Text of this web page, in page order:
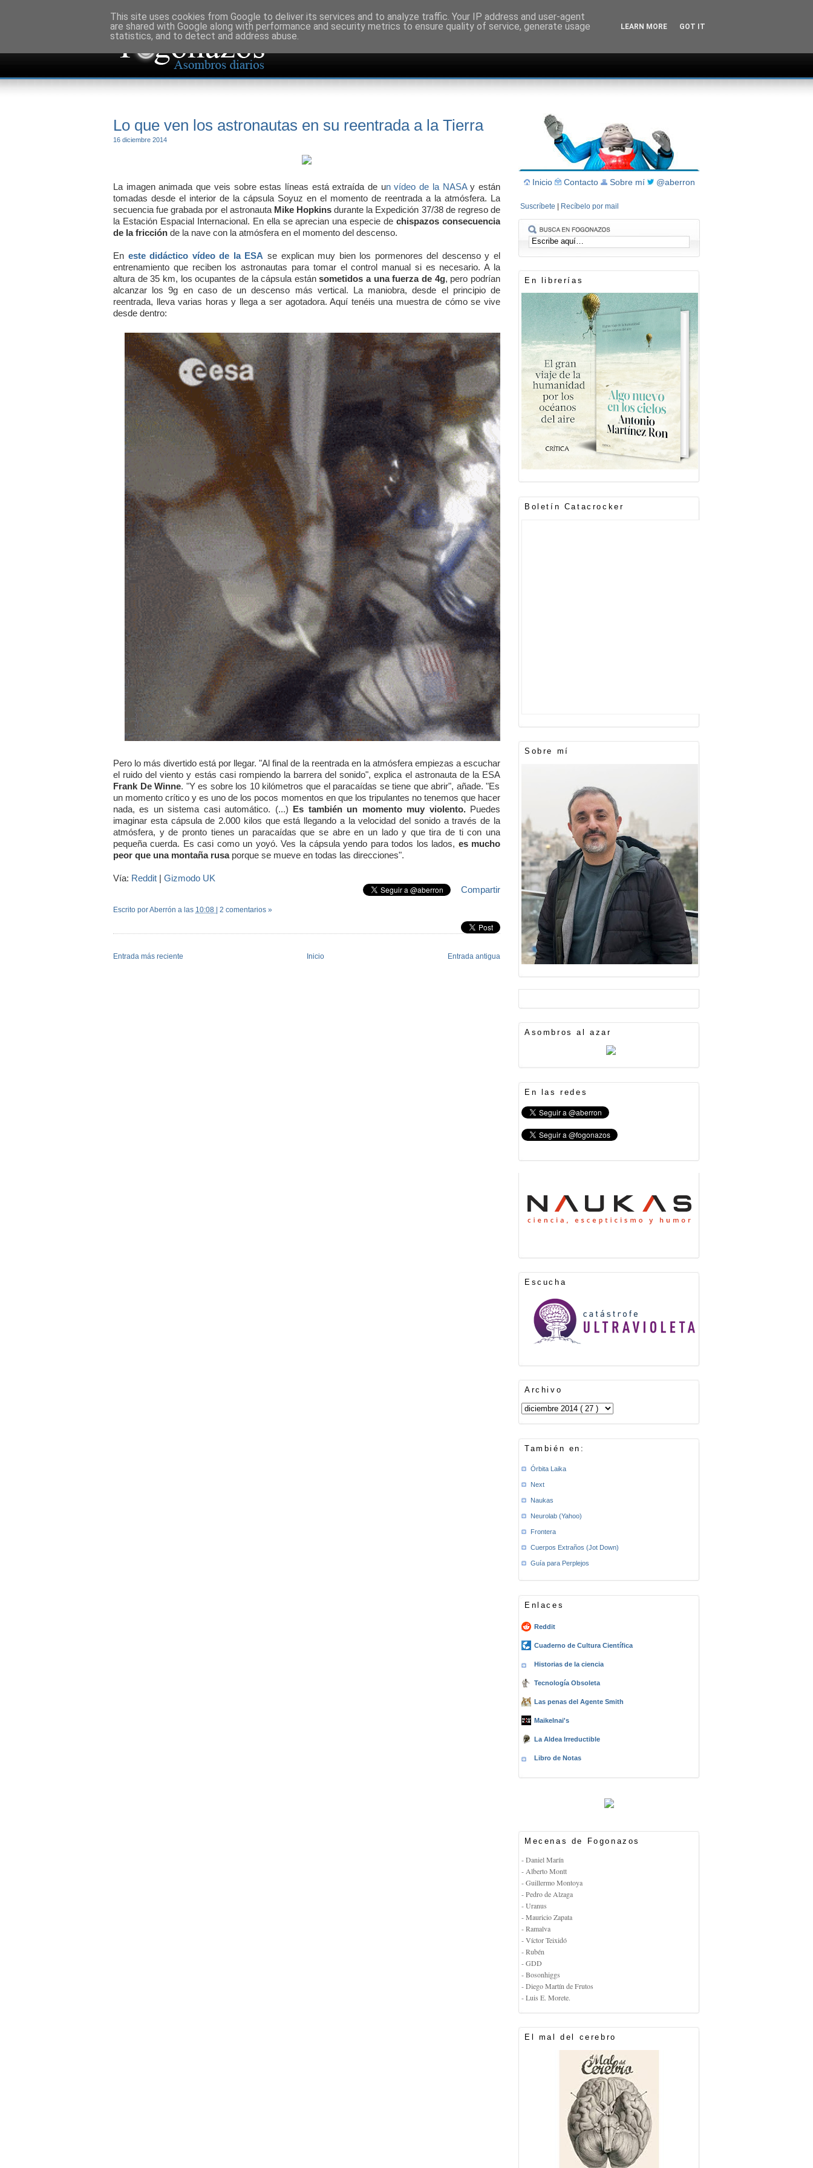
Lo que ven los astronautas en su reentrada a la Tierra
16 diciembre 2014
La imagen animada que veis sobre estas líneas está extraída de un vídeo de la NASAy están
tomadas desde el interior de la cápsula Soyuz en el momento de reentrada a la atmósfera. La
secuencia fue grabada por el astronauta Mike Hopkins durante la Expedición 37/38 de regreso de
la Estación Espacial Internacional. En ella se aprecian una especie dechispazos consecuencia
de la fricción de la nave con la atmósfera en el momento del descenso.
En este didáctico vídeo de la ESA se explican muy bien los pormenores del descenso y el
entrenamiento que reciben los astronautas para tomar el control manual si es necesario. A la
altura de 35 km, los ocupantes de la cápsula estánsometidos a una fuerza de 4g, pero podrían
alcanzar los 9g en caso de un descenso más vertical. La maniobra, desde el principio de
reentrada, lleva varias horas y llega a ser agotadora. Aquí tenéis una muestra de cómo se vive
desde dentro:
Pero lo más divertido está por llegar. "Al final de la reentrada en la atmósfera empiezas a escuchar
el ruido del viento y estás casi rompiendo la barrera del sonido", explica el astronauta de la ESA
Frank De Winne. "Y es sobre los 10 kilómetros que el paracaídas se tiene que abrir", añade. "Es
un momento crítico y es uno de los pocos momentos en que los tripulantes no tenemos que hacer
nada, es un sistema casi automático. (...) Es también un momento muy violento.Puedes
imaginar esta cápsula de 2.000 kilos que está llegando a la velocidad del sonido a través de la
atmósfera, y de pronto tienes un paracaídas que se abre en un lado y que tira de ti con una
pequeña cuerda. Es casi como un yoyó. Ves la cápsula yendo para todos los lados, es mucho
peor que una montaña rusa porque se mueve en todas las direcciones".
Vía: Reddit | Gizmodo UK
Compartir
Escrito por Aberrón a las 10:08 | 2 comentarios »
Entrada más reciente Entrada antigua
Inicio
Inicio Contacto Sobre mí @aberron
Suscríbete Recíbelo por mail
En librerías
Boletín Catacrocker
Sobre mí
Asombros al azar
En las redes
Escucha
Archivo
También en:
Órbita Laika
Next
Naukas
Neurolab (Yahoo)
Frontera
Cuerpos Extraños (Jot Down)
Guía para Perplejos
Enlaces
Reddit
Cuaderno de Cultura Científica
Historias de la ciencia
Tecnología Obsoleta
Las penas del Agente Smith
Maikelnai's
La Aldea Irreductible
Libro de Notas
Mecenas de Fogonazos
- Daniel Marín
- Alberto Montt
- Guillermo Montoya
- Pedro de Alzaga
- Uranus
- Mauricio Zapata
- Ramalva
- Víctor Teixidó
- Rubén
- GDD
- Bosonhiggs
- Diego Martín de Frutos
- Luis E. Morete.
El mal del cerebro
This site uses cookies from Google to deliver its services and to analyze traffic. Your IP address and user-agent
are shared with Google along with performance and security metrics to ensure quality of service, generate usage
statistics, and to detect and address abuse.
LEARN MORE GOT IT